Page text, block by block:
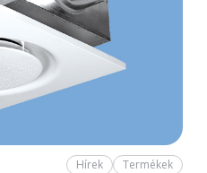
Hírek Termékek